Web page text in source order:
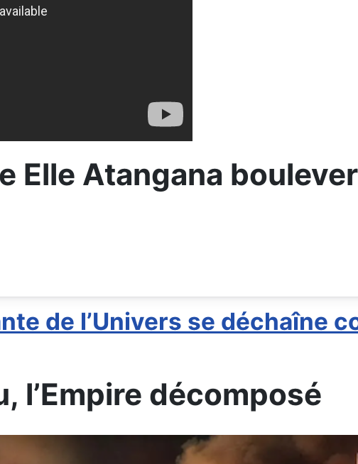
Elle Atangana
de l’Univers se déchaîne
l’Empire décomposé